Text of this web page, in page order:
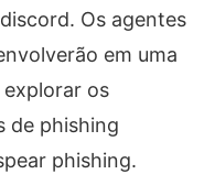
Os agentes
em uma
os
de phishing
phishing.